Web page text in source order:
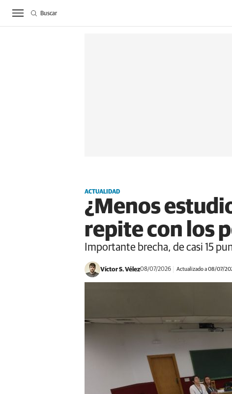
ACTUALIDAD BIERZO
Buscar
ACTUALIDAD
¿Menos
repite con los
Importante brecha, de casi 15
Víctor S. Vélez08/07/2026 Actualizado a 08/07/